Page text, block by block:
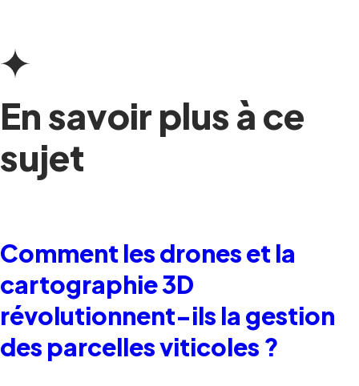
En savoir plus à ce
sujet
Comment les drones et la
cartographie 3D
révolutionnent-ils la gestion
des parcelles viticoles ?